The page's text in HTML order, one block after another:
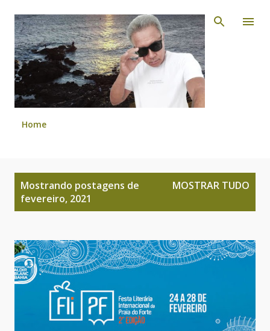
Pular para o conteúdo principal
Home
Mostrando postagens de
fevereiro, 2021
MOSTRAR TUDO